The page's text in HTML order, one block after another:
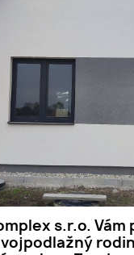
s.r.o. Vám